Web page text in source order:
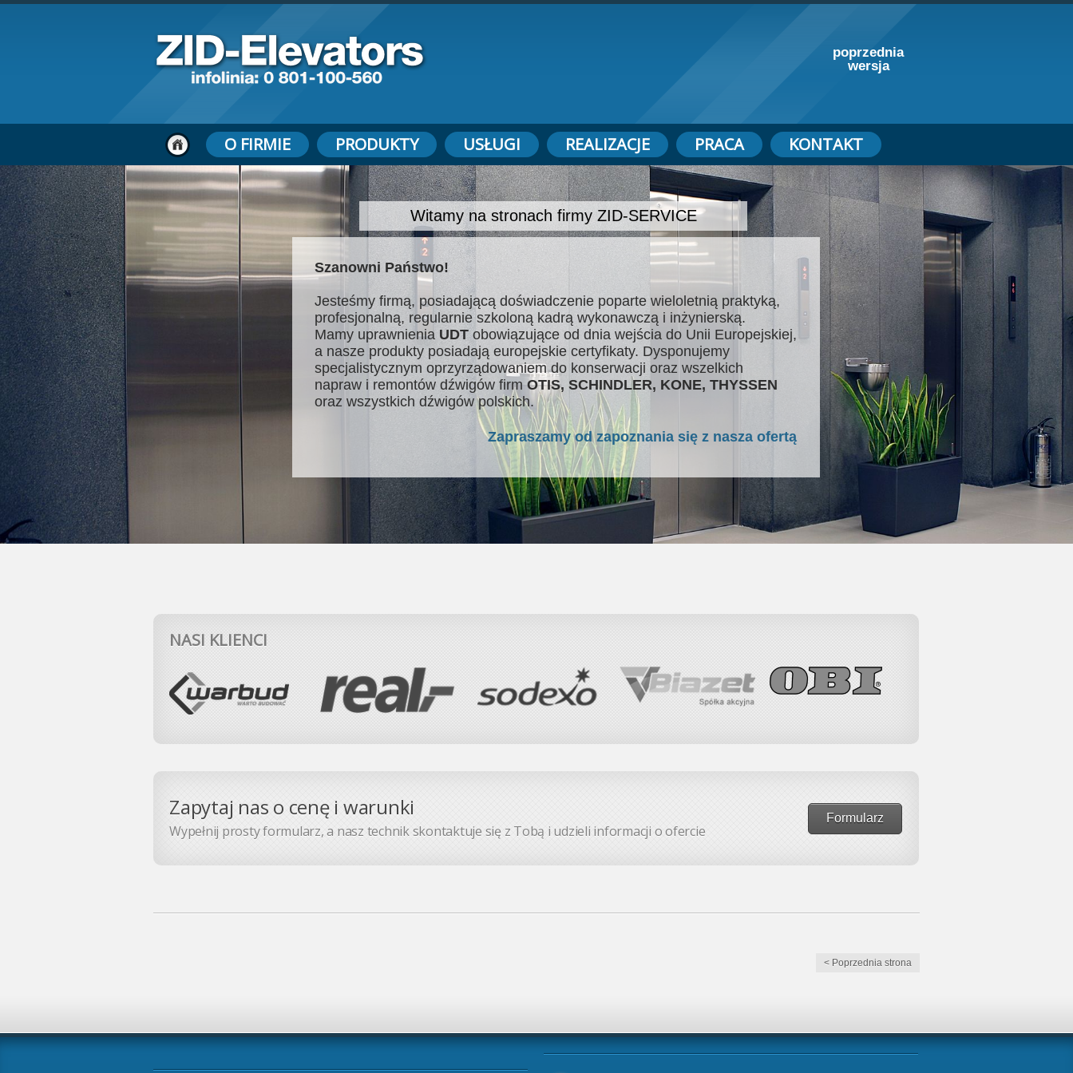
poprzednia
wersja
O FIRMIE PRODUKTY USŁUGI REALIZACJE PRACA KONTAKT
Witamy na stronach firmy ZID-SERVICE
Szanowni Państwo!
Jesteśmy firmą, posiadającą doświadczenie poparte wieloletnią praktyką,
profesjonalną, regularnie szkoloną kadrą wykonawczą i inżynierską.
Mamy uprawnienia UDT obowiązujące od dnia wejścia do Unii Europejskiej,
a nasze produkty posiadają europejskie certyfikaty. Dysponujemy
specjalistycznym oprzyrządowaniem do konserwacji oraz wszelkich
napraw i remontów dźwigów firmOTIS, SCHINDLER, KONE, THYSSEN
oraz wszystkich dźwigów polskich.
Zapraszamy od zapoznania się z nasza ofertą
NASI KLIENCI
Zapytaj nas o cenę i warunki
Wypełnij prosty formularz, a nasz technik skontaktuje się z Tobą i udzieli informacji o ofercie
Formularz
< Poprzednia strona